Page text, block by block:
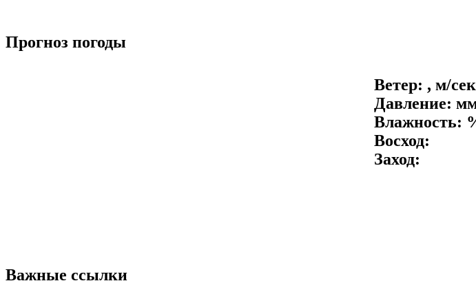
Прогноз погоды
Ветер: , м/
Давление:
Влажность:
Восход:
Заход:
Важные ссылки